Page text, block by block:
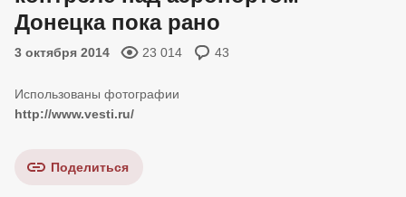
Донецка пока рано
3 октября 2014 23 014 43
http://www.vesti.ru/
Поделиться